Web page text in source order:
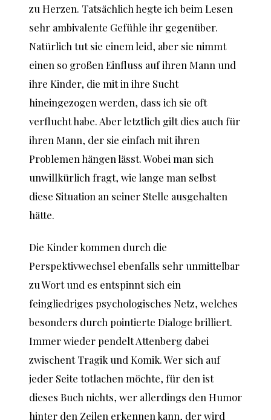
zu Herzen. Tatsächlich hegte ich beim Lesen
sehr ambivalente Gefühle ihr gegenüber.
Natürlich tut sie einem leid, aber sie nimmt
einen so großen Einfluss auf ihren Mann und
ihre Kinder, die mit in ihre Sucht
hineingezogen werden, dass ich sie oft
verflucht habe. Aber letztlich gilt dies auch für
ihren Mann, der sie einfach mit ihren
Problemen hängen lässt. Wobei man sich
unwillkürlich fragt, wie lange man selbst
diese Situation an seiner Stelle ausgehalten
hätte.
Die Kinder kommen durch die
Perspektivwechsel ebenfalls sehr unmittelbar
zu Wort und es entspinnt sich ein
feingliedriges psychologisches Netz, welches
besonders durch pointierte Dialoge brilliert.
Immer wieder pendelt Attenberg dabei
zwischent Tragik und Komik. Wer sich auf
jeder Seite totlachen möchte, für den ist
dieses Buch nichts, wer allerdings den Humor
hinter den Zeilen erkennen kann, der wird